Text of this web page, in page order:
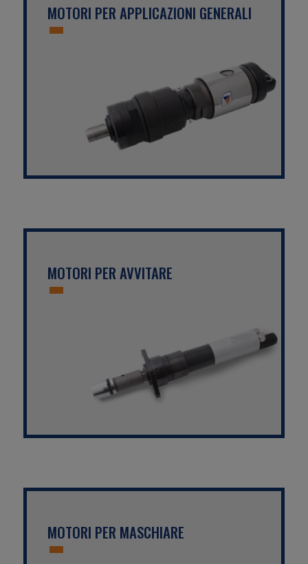
MOTORI PER APPLICAZIONI GENERALI
MOTORI PER AVVITARE
MOTORI PER MASCHIARE